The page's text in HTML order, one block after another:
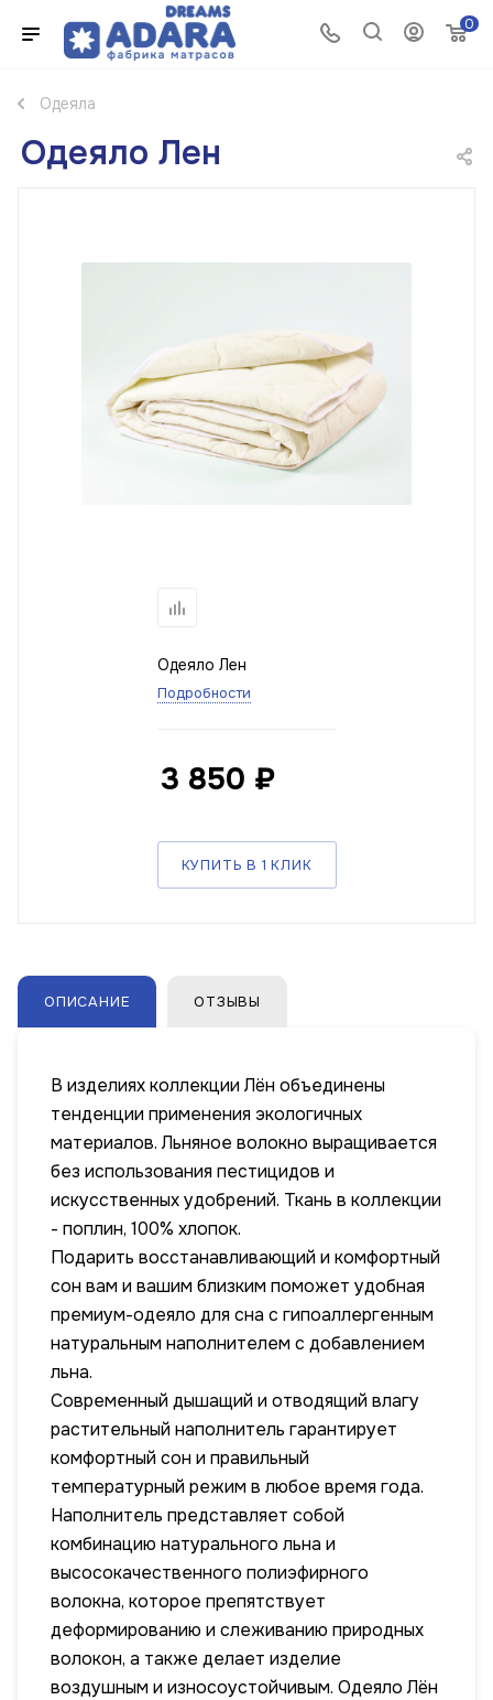
0
Одеяла
Одеяло Лен
Одеяло Лен
Подробности
3 850 ₽
КУПИТЬ В 1 КЛИК
ОПИСАНИЕ ОТЗЫВЫ
В изделиях коллекции Лён объединены
тенденции применения экологичных
материалов. Льняное волокно выращивается
без использования пестицидов и
искусственных удобрений. Ткань в коллекции
- поплин, 100% хлопок.
Подарить восстанавливающий и комфортный
сон вам и вашим близким поможет удобная
премиум-одеяло для сна с гипоаллергенным
натуральным наполнителем c добавлением
льна.
Современный дышащий и отводящий влагу
растительный наполнитель гарантирует
комфортный сон и правильный
температурный режим в любое время года.
Наполнитель представляет собой
комбинацию натурального льна и
высосокачественного полиэфирного
волокна, которое препятствует
деформированию и слеживанию природных
волокон, а также делает изделие
воздушным и износоустойчивым. Одеяло Лён